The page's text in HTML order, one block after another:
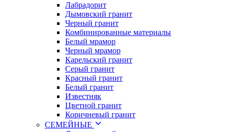
Лабрадорит
Дымовский гранит
Черный гранит
Комбинированные материалы
Белый мрамор
Черный мрамор
Карельский гранит
Серый гранит
Красный гранит
Белый гранит
Известняк
Цветной гранит
Коричневый гранит
СЕМЕЙНЫЕ